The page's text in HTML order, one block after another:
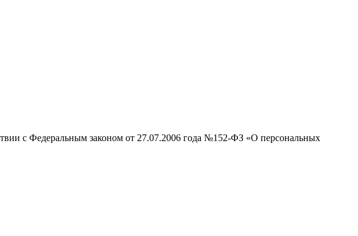
с Федеральным законом от 27.07.2006 года №152-ФЗ «О персональных